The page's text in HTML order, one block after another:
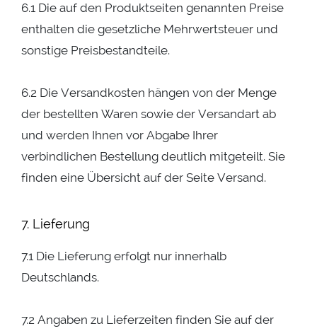
6.1 Die auf den Produktseiten genannten Preise
enthalten die gesetzliche Mehrwertsteuer und
sonstige Preisbestandteile.
6.2 Die Versandkosten hängen von der Menge
der bestellten Waren sowie der Versandart ab
und werden Ihnen vor Abgabe Ihrer
verbindlichen Bestellung deutlich mitgeteilt. Sie
finden eine Übersicht auf der Seite Versand.
7. Lieferung
7.1 Die Lieferung erfolgt nur innerhalb
Deutschlands.
7.2 Angaben zu Lieferzeiten finden Sie auf der